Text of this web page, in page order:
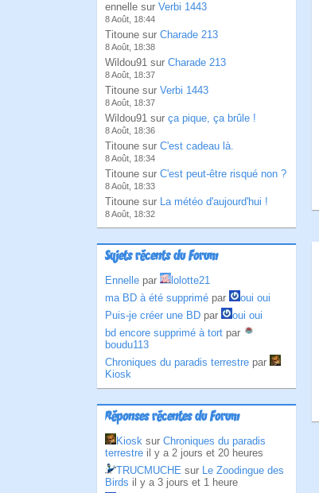
ennelle sur Verbi 1443
8 Août, 18:44
Titoune sur Charade 213
8 Août, 18:38
Wildou91 sur Charade 213
8 Août, 18:37
Titoune sur Verbi 1443
8 Août, 18:37
Wildou91 sur ça pique, ça brûle !
8 Août, 18:36
Titoune sur C'est cadeau là.
8 Août, 18:34
Titoune sur C'est peut-être risqué non ?
8 Août, 18:33
Titoune sur La météo d'aujourd'hui !
8 Août, 18:32
Sujets récents du Forum
Ennelle par
lolotte21
ma BD à été supprimé par
oui oui
Puis-je créer une BD par
oui oui
bd encore supprimé à tort par
boudu113
Chroniques du paradis terrestre par
Kiosk
Réponses récentes du Forum
Kiosk sur Chroniques du paradis
terrestre il y a 2 jours et 20 heures
TRUCMUCHE sur Le Zoodingue des
Birds il y a 3 jours et 1 heure